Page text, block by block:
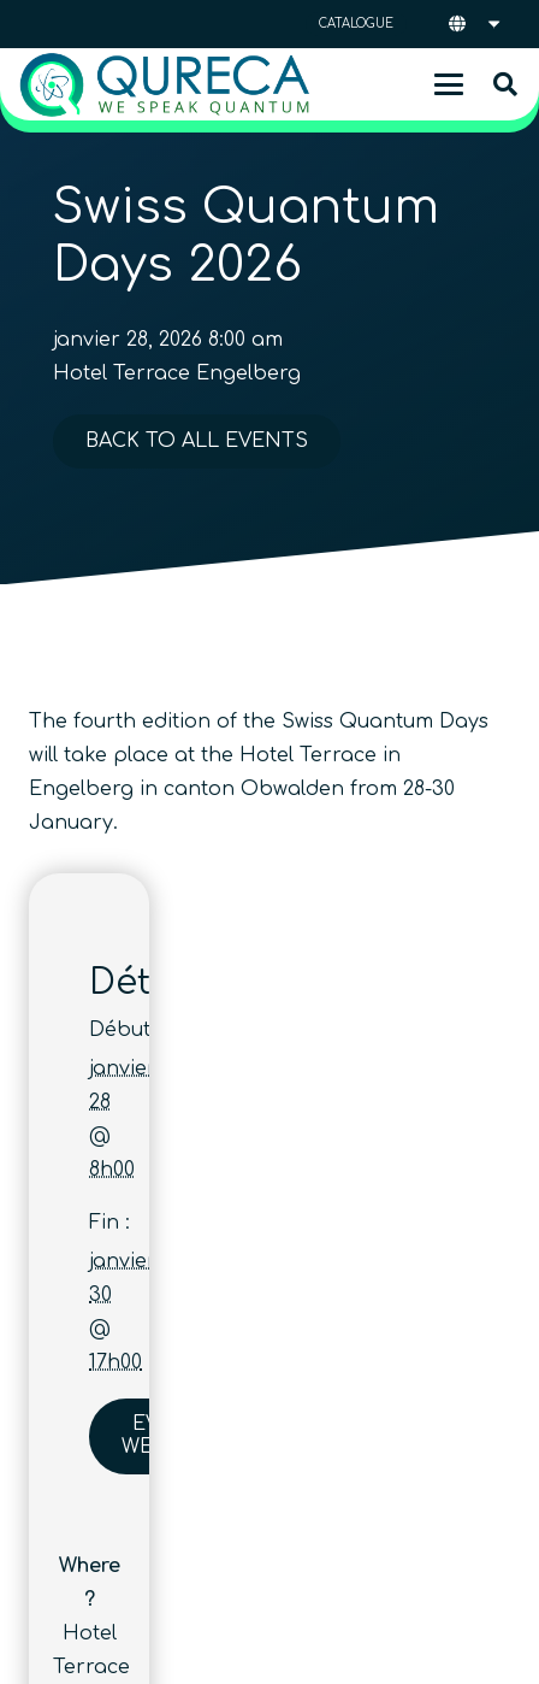
CATALOGUE
Swiss Quantum
Days 2026
janvier 28, 2026 8:00 am
Hotel Terrace Engelberg
BACK TO ALL EVENTS
The fourth edition of the Swiss Quantum Days
will take place at the Hotel Terrace in
Engelberg in canton Obwalden from 28-30
January.
Détails
Début :
janvier
28
@
8h00
Fin :
janvier
30
@
17h00
EVENT
WEBSITE
Where
?
Hotel
Terrace